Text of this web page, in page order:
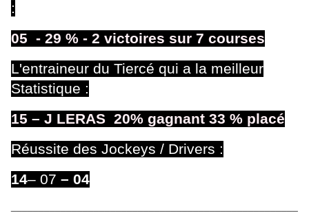
:
05 - 29 % - 2 victoires sur 7 courses
L'entraineur du Tiercé qui a la meilleur
Statistique :
15 – J LERAS 20% gagnant 33 % placé
Réussite des Jockeys / Drivers :
14– 07 – 04